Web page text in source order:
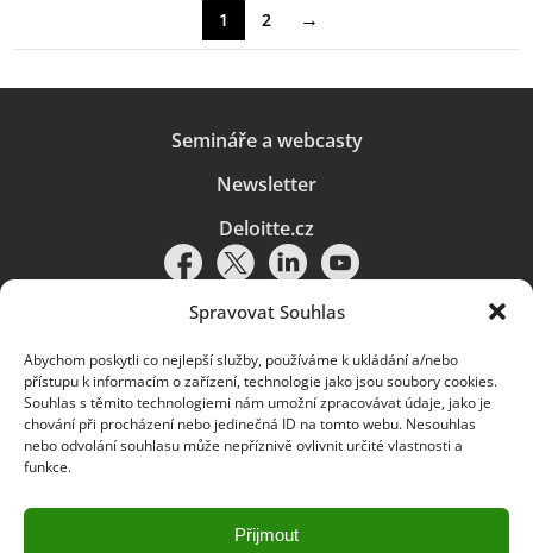
Spravovat Souhlas
Abychom poskytli co nejlepší služby, používáme k ukládání a/nebo
přístupu k informacím o zařízení, technologie jako jsou soubory cookies.
Souhlas s těmito technologiemi nám umožní zpracovávat údaje, jako je
chování při procházení nebo jedinečná ID na tomto webu. Nesouhlas
nebo odvolání souhlasu může nepříznivě ovlivnit určité vlastnosti a
funkce.
Přijmout
1 2 →
Semináře a webcasty
Newsletter
Deloitte.cz
Pravidla používání|Ochrana osobních údajů|Soubory cookies |
Deloitte.cz
© 2026. Více informací najdete vPravidlech používání.
Deloitte označuje jednu či více společností globální sítě členských
a přidružené subjekty (souhrnně „organizace Deloitte“). Společnost DTTL
(rovněž označovaná jako „Deloitte Global“) a každá z jejích členských
společností a jejich přidružených subjektů je samostatným a nezávislým